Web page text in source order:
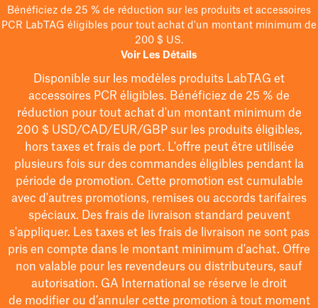
Bénéficiez de 25 % de réduction sur les produits et accessoires
PCR LabTAG éligibles pour tout achat d'un montant minimum de
200 $ US.
Voir Les Détails
Disponible sur les modèles produits LabTAG et
accessoires PCR éligibles. Bénéficiez de 25 % de
réduction pour tout achat d'un montant minimum de
200 $USD/CAD/EUR/GBPsur les produits éligibles,
hors taxes et frais de port. L'offre peut être utilisée
plusieurs fois sur des commandes éligibles pendant la
période de promotion. Cette promotion est cumulable
avec d'autres promotions, remises ou accords tarifaires
spéciaux. Des frais de livraison standard peuvent
s'appliquer. Les taxes et les frais de livraison ne sont pas
pris en compte dans le montant minimum d'achat. Offre
non valable pour les revendeurs ou distributeurs, sauf
autorisation. GA International se réserve le droit
de modifierou d’annuler cette promotion à tout moment